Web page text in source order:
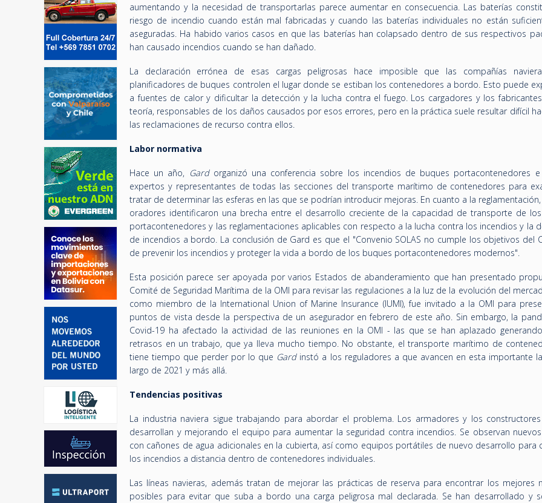
aumentando y la necesidad de transportarlas parece aumentar en consecuencia. Las baterías
riesgo de incendio cuando están mal fabricadas y cuando las baterías individuales no están
aseguradas. Ha habido varios casos en que las baterías han colapsado dentro de sus respectivos
han causado incendios cuando se han dañado.
La declaración errónea de esas cargas peligrosas hace imposible que las compañías
planificadores de buques controlen el lugar donde se estiban los contenedores a bordo. Esto puede
a fuentes de calor y dificultar la detección y la lucha contra el fuego. Los cargadores y los
teoría, responsables de los daños causados por esos errores, pero en la práctica suele resultar difícil
las reclamaciones de recurso contra ellos.
Labor normativa
Hace un año, Gard organizó una conferencia sobre los incendios de buques portacontenedores
expertos y representantes de todas las secciones del transporte marítimo de contenedores para
tratar de determinar las esferas en las que se podrían introducir mejoras. En cuanto a la
oradores identificaron una brecha entre el desarrollo creciente de la capacidad de transporte de
portacontenedores y las reglamentaciones aplicables con respecto a la lucha contra los incendios y la
de incendios a bordo. La conclusión de Gard es que el "Convenio SOLAS no cumple los objetivos del
de prevenir los incendios y proteger la vida a bordo de los buques portacontenedores modernos".
Esta posición parece ser apoyada por varios Estados de abanderamiento que han presentado
Comité de Seguridad Marítima de la OMI para revisar las regulaciones a la luz de la evolución del
como miembro de la International Union of Marine Insurance (IUMI), fue invitado a la OMI para
puntos de vista desde la perspectiva de un asegurador en febrero de este año. Sin embargo, la
Covid-19 ha afectado la actividad de las reuniones en la OMI - las que se han aplazado
retrasos en un trabajo, que ya lleva mucho tiempo. No obstante, el transporte marítimo de
tiene tiempo que perder por lo que Gardinstó a los reguladores a que avancen en esta importante
largo de 2021 y más allá.
Tendencias positivas
La industria naviera sigue trabajando para abordar el problema. Los armadores y los constructores
desarrollan y mejorando el equipo para aumentar la seguridad contra incendios. Se observan
con cañones de agua adicionales en la cubierta, así como equipos portátiles de nuevo desarrollo para
los incendios a distancia dentro de contenedores individuales.
Las líneas navieras, además tratan de mejorar las prácticas de reserva para encontrar los mejores
posibles para evitar que suba a bordo una carga peligrosa mal declarada. Se han desarrollado y